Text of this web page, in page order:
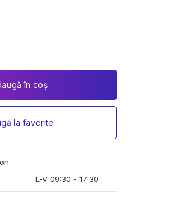
în coș
la favorite
L-V 09:30 - 17:30